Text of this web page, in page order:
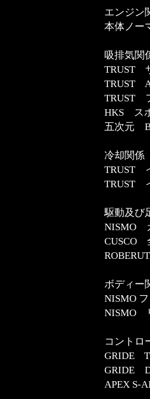
エンジン
本体ノー
吸排気関
TRUST
TRUST
TRUST
HKS ス
五次元
冷却関係
TRUST
TRUST
駆動及び
NISMO
CUSCO
ボディー
NISMO
NISMO
コントロ
GRIDE
GRIDE
APEX S-